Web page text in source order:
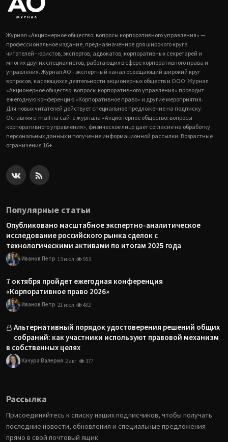
Журнал «Акционерное общество: вопросы корпоративного управления» —
профессиональное издание, предназначенное для широкого круга
читателей - юристов, экспертов, адвокатов, корпоративных секретарей и
многих других специалистов, работающих в сфере корпоративного права и
управления. Журнал АО - экспертный канал освещающий широкий круг
вопросов, касающихся деятельности акционерных обществ и ООО. Журнал
«Акционерное общество: вопросы корпоративного управления» проводит
ежегодную конференцию «Корпоративное право» и другие мероприятия.
Для новых читателей действует специальное предложение на подписку.
Оставляя e-mail на сайте журнала «Акционерное общество: вопросы
корпоративного управления», физическое лицо дает согласие на обработку
персональных данных и получение информационной рассылки. Возрастные
ограничения 16+
Популярные статьи
Опубликовано масштабное экспертно-аналитическое
исследование российского рынка сделок с
технологическими активами по итогам 2025 года
Иванов Петр 13 июл 953
7 октября пройдет ежегодная конференция
«Корпоративное право 2026»
Иванов Петр 21 июл 482
Альтернативный порядок удостоверения решений общих
собраний: как участники используют правовой механизм
в собственных целях
Качура Валерия 2 авг 377
Рассылка
Присоединяйтесь к списку наших подписчиков, чтобы получать
последние новости, обновления и специальные предложения
прямо в свой почтовый ящик